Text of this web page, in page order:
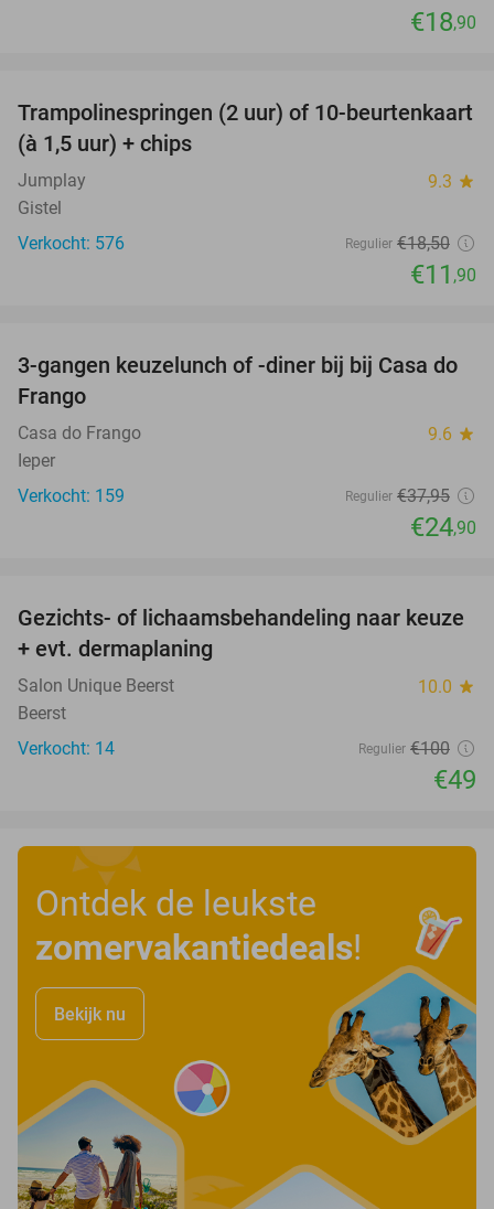
€18,90
36%
Trampolinespringen (2 uur) of 10-beurtenkaart
(à 1,5 uur) + chips
Jumplay 9.3 star
Gistel
Verkocht: 576
Regulier €18,50
€11 ,90
34%
3-gangen keuzelunch of -diner bij bij Casa do
Frango
Casa do Frango 9.6 star
Ieper
Verkocht: 159
Regulier €37,95
€24,90
51%
Gezichts- of lichaamsbehandeling naar keuze
+ evt. dermaplaning
Salon Unique Beerst 10.0 star
Beerst
Verkocht: 14
Regulier €100
€49
Ontdek de leukste
zomervakantiedeals!
Bekijk nu